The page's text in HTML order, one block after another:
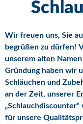
Wir freuen uns, Sie
begrüßen zu dürfen!
unserem alten
Gründung haben wir
Schläuchen und
an der Zeit, unserer
für unsere